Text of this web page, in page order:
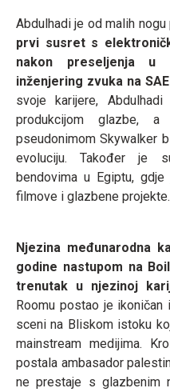
Abdulhadi je od malih
prvi susret s
nakon preseljenja u
inženjering zvuka na
svoje karijere,
produkcijom glazbe,
pseudonimom Skywalker
evoluciju. Također je
bendovima u Egiptu,
filmove i glazbene projekte.
Njezina međunarodna
godine nastupom na
trenutak u njezinoj
Roomu postao je
sceni na Bliskom istoku
mainstream medijima.
postala ambasador
ne prestaje s glazbenim